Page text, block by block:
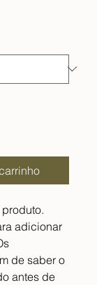
adicionar
de saber o
antes de